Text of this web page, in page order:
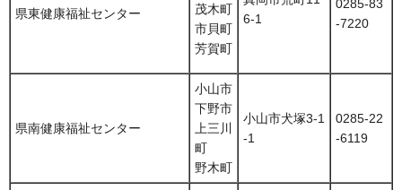
県東健康福祉センター
茂木町
市貝町
芳賀町
6-1
0285-83
-7220
県南健康福祉センター
小山市
下野市
上三川
町
野木町
小山市犬塚3-1
-1
0285-22
-6119